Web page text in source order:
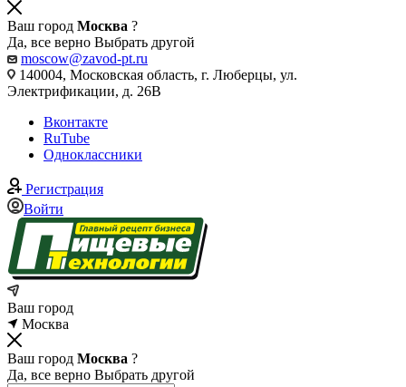
Ваш город Москва ?
Да, все верно Выбрать другой
moscow@zavod-pt.ru
140004, Московская область, г. Люберцы, ул.
Электрификации, д. 26В
Вконтакте
RuTube
Одноклассники
Регистрация
Войти
Ваш город
Москва
Ваш город Москва ?
Да, все верно Выбрать другой